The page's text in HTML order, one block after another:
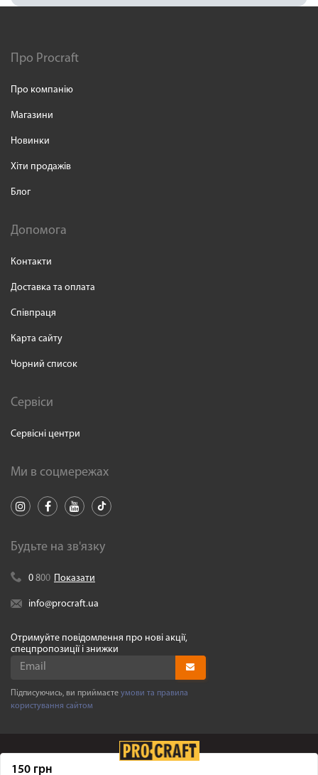
150 грн
Про Procraft
Про компанію
Магазини
Новинки
Хіти продажів
Блог
Допомога
Контакти
Доставка та оплата
Співпраця
Карта сайту
Чорний список
Сервіси
Сервісні центри
Ми в соцмережах
Будьте на зв'язку
0 800 Показати
info@procraft.ua
Отримуйте повідомлення про нові акції,
спецпропозиції і знижки
Підписуючись, ви приймаєте умови та правила
користування сайтом